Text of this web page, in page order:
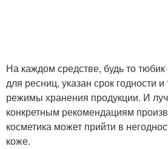
На каждом средстве, будь то
для ресниц, указан срок годности
режимы хранения продукции. И
конкретным рекомендациям
косметика может прийти в
коже.